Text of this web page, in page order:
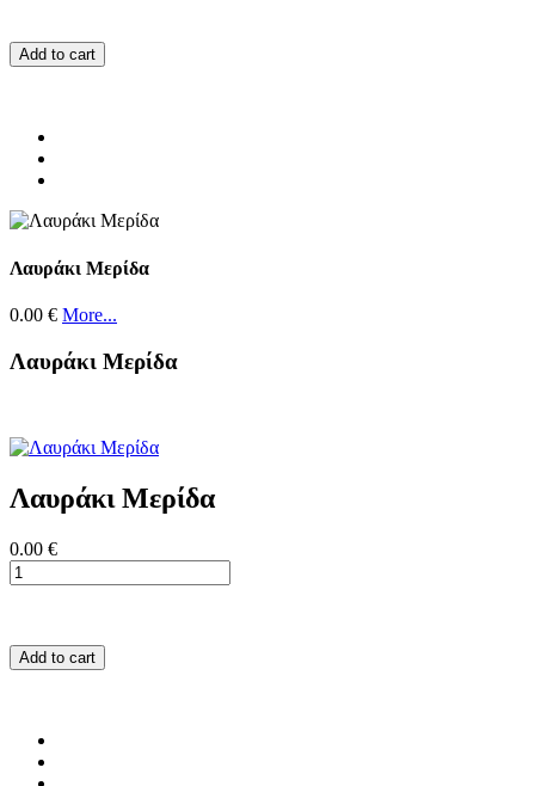
Add to cart
Λαυράκι Μερίδα
0.00 € More...
Λαυράκι Μερίδα
Λαυράκι Μερίδα
0.00 €
Add to cart